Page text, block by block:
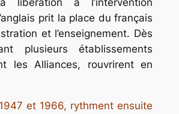
prit la place du français
et l’enseignement. Dès
plusieurs établissements
les Alliances, rouvrirent en
et 1966, rythment ensuite